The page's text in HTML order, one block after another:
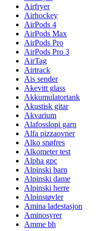
Airfryer
Airhockey
AirPods 4
AirPods Max
AirPods Pro
AirPods Pro 3
AirTag
Airtrack
Ais sender
Akevitt glass
Akkumulatortank
Akustisk gitar
Akvarium
Alafosslopi garn
Alfa pizzaovner
Alko snøfres
Alkometer test
Alpha gpc
Alpinski barn
Alpinski dame
Alpinski herre
Alpinstøvler
Amina ladestasjon
Aminosyrer
Amme bh